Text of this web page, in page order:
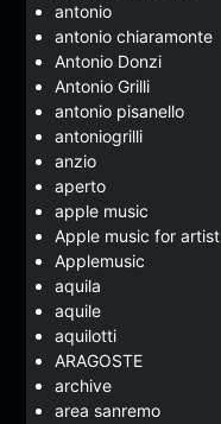
antonio
antonio chiaramonte
Antonio Donzi
Antonio Grilli
antonio pisanello
antoniogrilli
anzio
aperto
apple music
Apple music for artist
Applemusic
aquila
aquile
aquilotti
ARAGOSTE
archive
area sanremo